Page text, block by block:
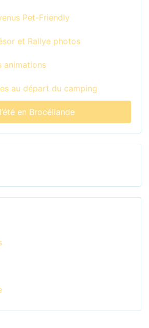
Pet-Friendly
et Rallye photos
animations
au départ du camping
en Brocéliande